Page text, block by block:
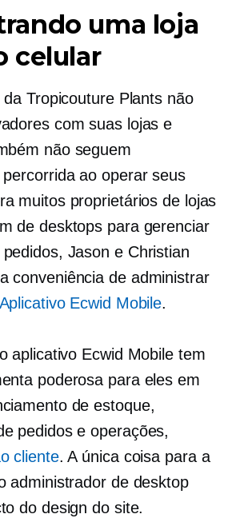
uma loja
celular
Tropicouture Plants não
com suas lojas e
não seguem
ao operar seus
muitos proprietários de lojas
de desktops para gerenciar
Jason e Christian
conveniência de administrar
Aplicativo Ecwid Mobile.
aplicativo Ecwid Mobile tem
poderosa para eles em
de estoque,
pedidos e operações,
cliente. A única coisa para a
administrador de desktop
do design do site.